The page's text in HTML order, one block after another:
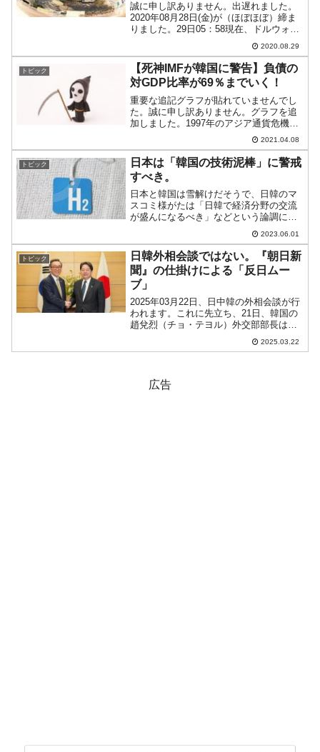
誠に申し訳ありません。出遅れました。
2020年08月28日(金)が（ほぼほぼ）締ま
りました。29日05：58現在、ドルウォン
チャートは以下のようになっています
（チャートは『Investing.com』より引
用：以下同）。長い陰線となり、大き...
2020.08.29
トピック
【死神IMFが韓国に警告】負債の
対GDP比率が69％までいく！
重要な追記グラフが貼れていませんでし
た。誠に申し訳ありません。グラフを追
加しました。1997年のアジア通貨危機以
来、韓国では『IMF』（International
Monetary Fundの略：国際通貨基金）を
しばしば「死神」と呼びます。...
2021.04.08
トピック
日本は「韓国の技術泥棒」に警戒
すべき。
日本と韓国は雪解けだそうで、日韓のマ
スコミ様がたは「日韓で経済分野の交流
が盛んになるべき」などという論調にな
っています。しかし、韓国が求めている
ことは「日本よ先端技術をよこせ（日本
から技術を取ろう）」です。二進も三進
もいかない韓国が考えるこ...
2023.06.01
トピック
日韓外相会談ではない。『朝日新
聞』の仕掛けによる「反日ムー
ブ」
2025年03月22日、日中韓の外相会談が行
われます。これに先立ち、21日、韓国の
趙兌烈（チョ・テヨル）外交部部長は、
日本の林芳正外務大臣と会談。↑いつ見て
も大村崑さんみたいな顔の趙兌烈（チ
2025.03.22
広告